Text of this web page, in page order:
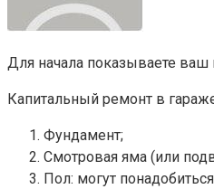
Для начала показываете
Капитальный ремонт в
Фундамент;
Смотровая яма (или
Пол: могут